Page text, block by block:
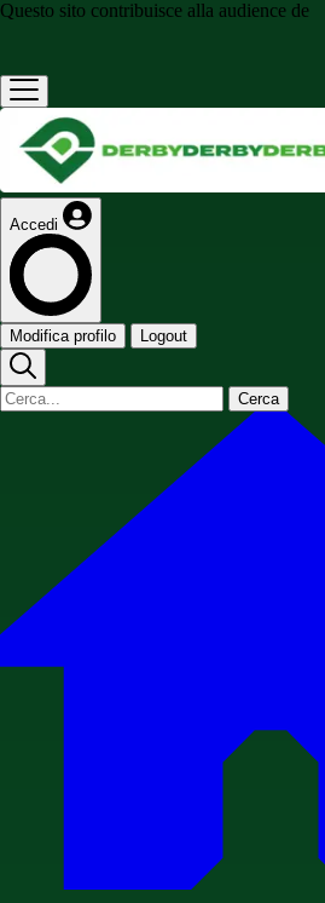
Questo sito contribuisce alla audience de
Accedi
Modifica profilo Logout
Cerca